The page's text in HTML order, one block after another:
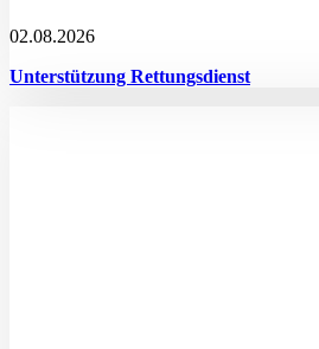
02.08.2026
Unterstützung Rettungsdienst